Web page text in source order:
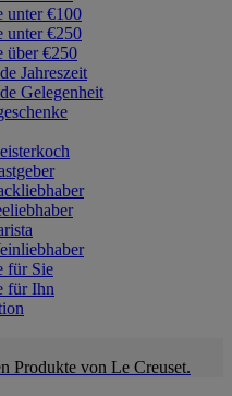
unter €100
unter €250
über €250
Jahreszeit
Gelegenheit
für Sie
für Ihn
Produkte von Le Creuset.